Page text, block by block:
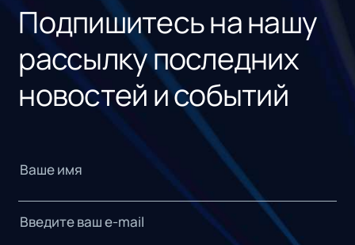
Подпишитесь на нашу
рассылку последних
новостей и событий